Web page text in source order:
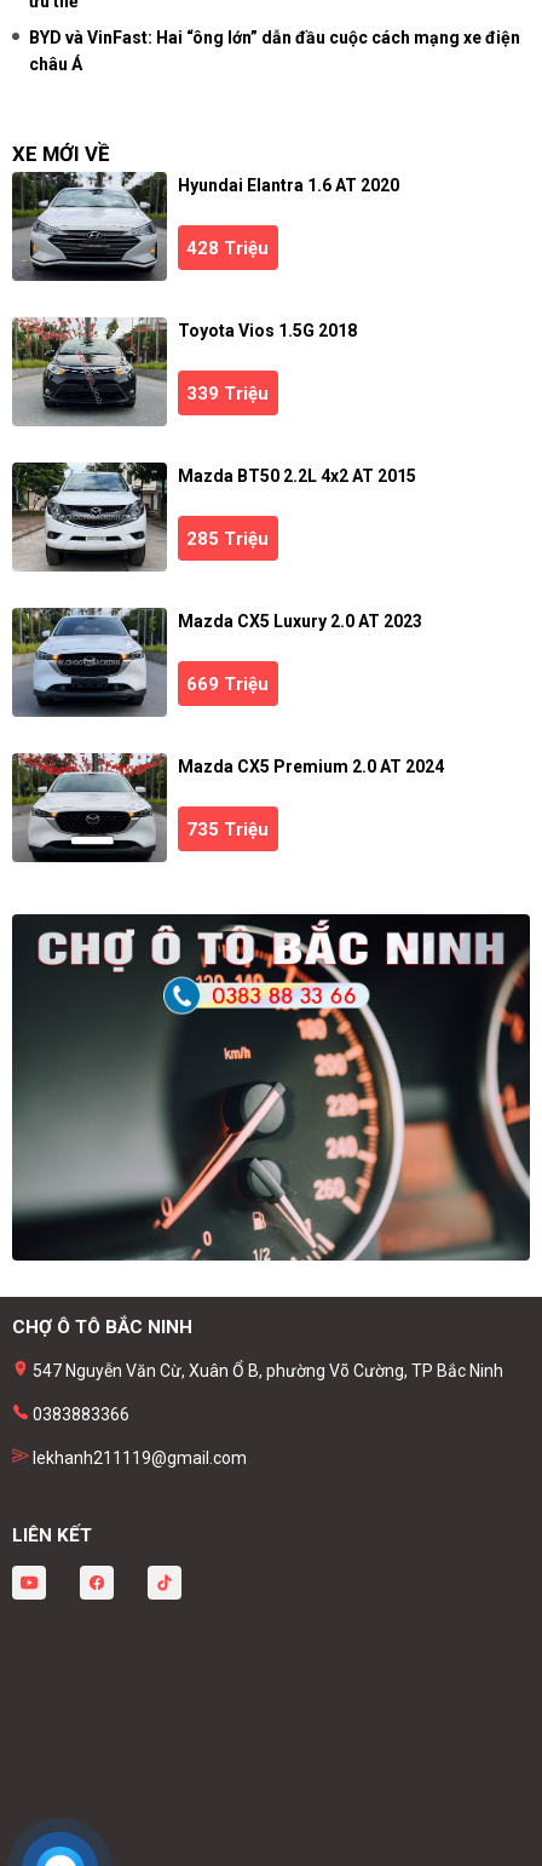
BYD và VinFast: Hai “ông lớn” dẫn đầu cuộc cách mạng xe điện
châu Á
XE MỚI VỀ
Hyundai Elantra 1.6 AT 2020
428 Triệu
Toyota Vios 1.5G 2018
339 Triệu
Mazda BT50 2.2L 4x2 AT 2015
285 Triệu
Mazda CX5 Luxury 2.0 AT 2023
669 Triệu
Mazda CX5 Premium 2.0 AT 2024
735 Triệu
CHỢ Ô TÔ BẮC NINH
547 Nguyễn Văn Cừ, Xuân Ổ B, phường Võ Cường, TP Bắc Ninh
0383883366
lekhanh211119@gmail.com
LIÊN KẾT